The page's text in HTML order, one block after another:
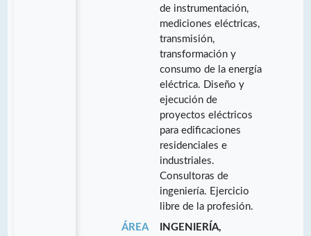
de instrumentación,
mediciones eléctricas,
transmisión,
transformación y
consumo de la energía
eléctrica. Diseño y
ejecución de
proyectos eléctricos
para edificaciones
residenciales e
industriales.
Consultoras de
ingeniería. Ejercicio
libre de la profesión.
ÁREA
INGENIERÍA,